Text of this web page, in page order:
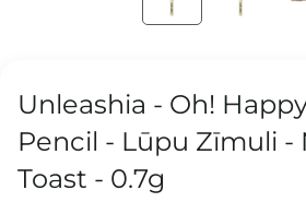
Unleashia - Oh!
Pencil - Lūpu Zīmuli -
Toast - 0.7g